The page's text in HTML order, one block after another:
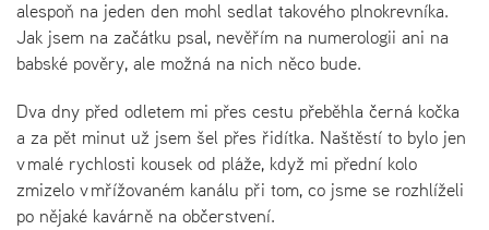
alespoň na jeden den mohl sedlat takového plnokrevníka.
Jak jsem na začátku psal, nevěřím na numerologii ani na
babské pověry, ale možná na nich něco bude.
Dva dny před odletem mi přes cestu přeběhla černá kočka
a za pět minut už jsem šel přes řidítka. Naštěstí to bylo jen
v malé rychlosti kousek od pláže, když mi přední kolo
zmizelo v mřížovaném kanálu při tom, co jsme se rozhlíželi
po nějaké kavárně na občerstvení.